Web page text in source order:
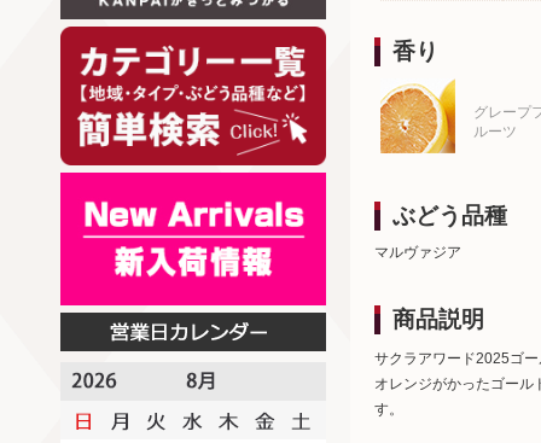
香り
グレープ
ルーツ
ぶどう品種
マルヴァジア
商品説明
サクラアワード2025ゴ
オレンジがかったゴール
す。